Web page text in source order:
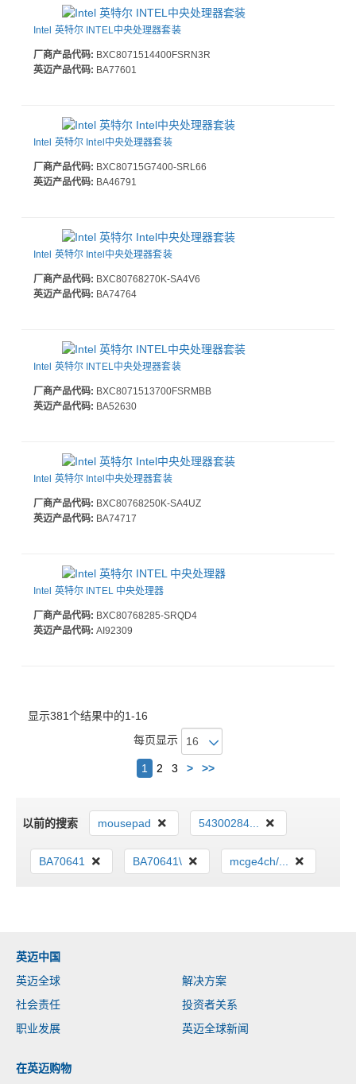
Intel 英特尔 INTEL中央处理器套装
厂商产品代码: BXC8071514400FSRN3R
英迈产品代码: BA77601
Intel 英特尔 Intel中央处理器套装
厂商产品代码: BXC80715G7400-SRL66
英迈产品代码: BA46791
Intel 英特尔 Intel中央处理器套装
厂商产品代码: BXC80768270K-SA4V6
英迈产品代码: BA74764
Intel 英特尔 INTEL中央处理器套装
厂商产品代码: BXC8071513700FSRMBB
英迈产品代码: BA52630
Intel 英特尔 Intel中央处理器套装
厂商产品代码: BXC80768250K-SA4UZ
英迈产品代码: BA74717
Intel 英特尔 INTEL 中央处理器
厂商产品代码: BXC80768285-SRQD4
英迈产品代码: AI92309
显示381个结果中的1-16
每页显示
1 2 3 > >>下
以前的搜索
mousepad 54300284...
BA70641 BA70641\ mcge4ch/...
英迈中国
英迈全球
解决方案
社会责任
投资者关系
职业发展
英迈全球新闻
在英迈购物